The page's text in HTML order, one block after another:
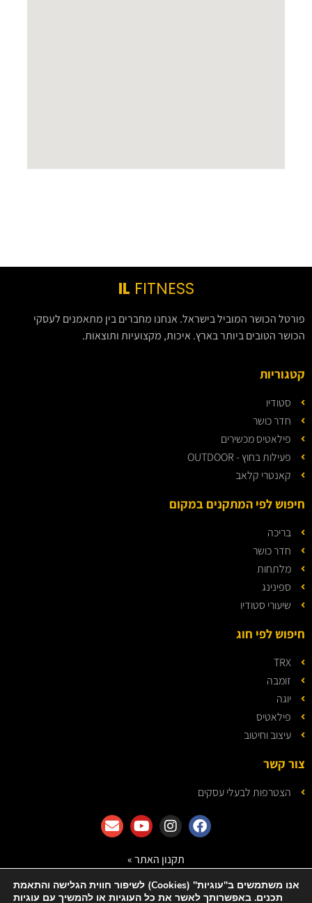
IL FITNESS
פורטל הכושר המוביל בישראל. אנחנו מחברים בין מתאמנים לעסקי
הכושר הטובים ביותר בארץ. איכות, מקצועיות ותוצאות.
קטגוריות
סטודיו
חדר כושר
פילאטיס מכשירים
פעילות בחוץ - OUTDOOR
קאנטרי קלאב
חיפוש לפי המתקנים במקום
בריכה
חדר כושר
מלתחות
ספינינג
שיעורי סטודיו
חיפוש לפי חוג
TRX
זומבה
יוגה
פילאטיס
עיצוב וחיטוב
צור קשר
הצטרפות לבעלי עסקים
תקנון האתר »
מדיניות הפרטיות »אנו משתמשים ב"עוגיות" (Cookies) לשיפור חווית הגלישה והתאמת
תכנים. באפשרותך לאשר את כל העוגיות או להמשיך עם עוגיות